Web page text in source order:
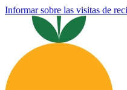
Informar sobre las visitas de